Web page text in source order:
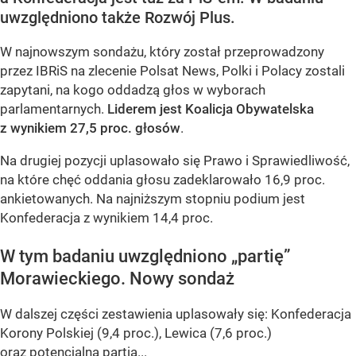
uwzględniono także Rozwój Plus.
W najnowszym sondażu, który został przeprowadzony
przez IBRiS na zlecenie Polsat News, Polki i Polacy zostali
zapytani, na kogo oddadzą głos w wyborach
parlamentarnych. Liderem jest Koalicja Obywatelska
z wynikiem 27,5 proc. głosów.
Na drugiej pozycji uplasowało się Prawo i Sprawiedliwość,
na które chęć oddania głosu zadeklarowało 16,9 proc.
ankietowanych. Na najniższym stopniu podium jest
Konfederacja z wynikiem 14,4 proc.
W tym badaniu uwzględniono „partię”
Morawieckiego. Nowy sondaż
W dalszej części zestawienia uplasowały się: Konfederacja
Korony Polskiej (9,4 proc.), Lewica (7,6 proc.)
oraz potencjalna partia...